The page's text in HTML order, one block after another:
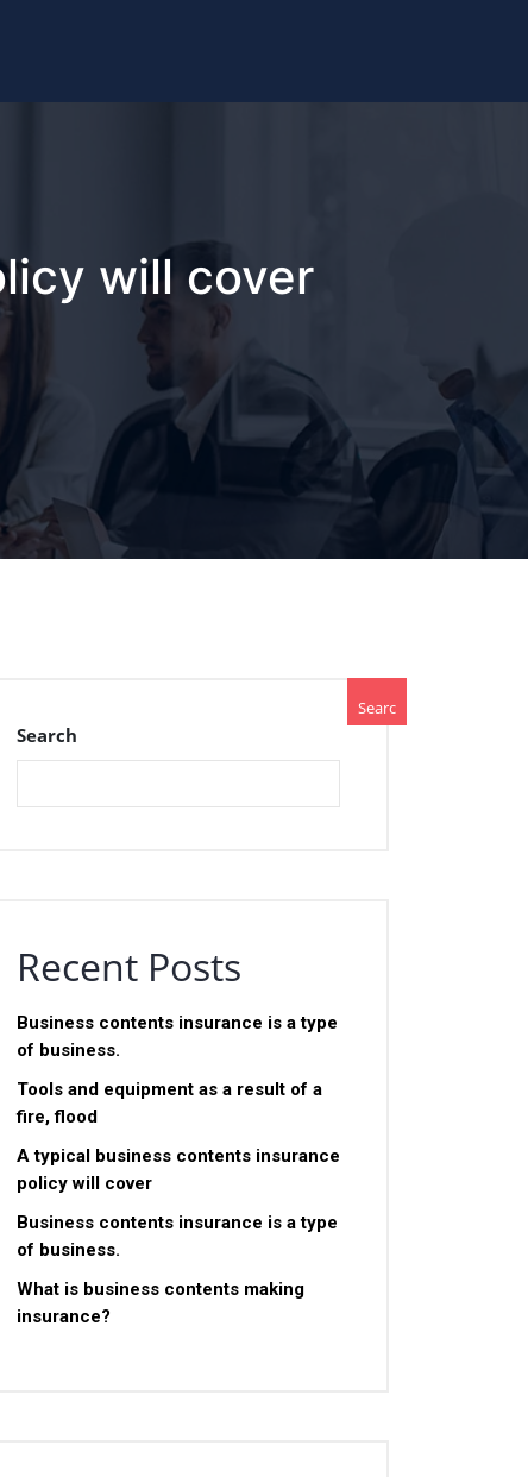
will cover
Search
Searc
Recent Posts
Business contents insurance is a type
of business.
Tools and equipment as a result of a
fire, flood
A typical business contents insurance
policy will cover
Business contents insurance is a type
of business.
What is business contents making
insurance?